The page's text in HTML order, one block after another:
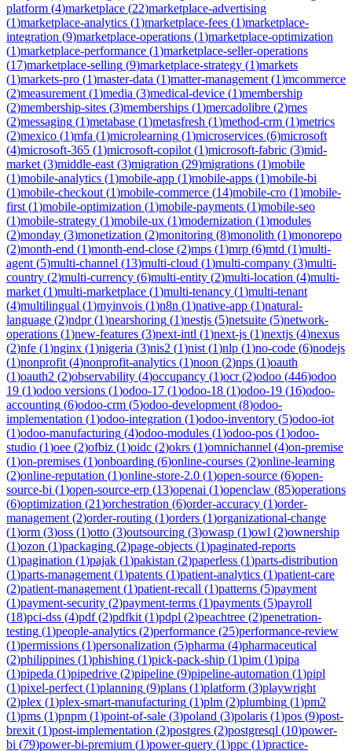
platform (4)marketplace (22)marketplace-advertising
(1)marketplace-analytics (1)marketplace-fees (1)marketplace-
integration (9)marketplace-operations (1)marketplace-optimization
(1)marketplace-performance (1)marketplace-seller-operations
(17)marketplace-selling (9)marketplace-strategy (1)markets
(1)markets-pro (1)master-data (1)matter-management (1)mcommerce
(2)measurement (1)media (3)medical-device (1)membership
(2)membership-sites (3)memberships (1)mercadolibre (2)mes
(2)messaging (1)metabase (1)metasfresh (1)method-crm (1)metrics
(2)mexico (1)mfa (1)microlearning (1)microservices (6)microsoft
(4)microsoft-365 (1)microsoft-copilot (1)microsoft-fabric (3)mid-
market (3)middle-east (3)migration (29)migrations (1)mobile
(1)mobile-analytics (1)mobile-app (1)mobile-apps (1)mobile-bi
(1)mobile-checkout (1)mobile-commerce (14)mobile-cro (1)mobile-
first (1)mobile-optimization (1)mobile-payments (1)mobile-seo
(1)mobile-strategy (1)mobile-ux (1)modernization (1)modules
(2)monday (3)monetization (2)monitoring (8)monolith (1)monorepo
(2)month-end (1)month-end-close (2)mps (1)mrp (6)mtd (1)multi-
agent (5)multi-channel (13)multi-cloud (1)multi-company (3)multi-
country (2)multi-currency (6)multi-entity (2)multi-location (4)multi-
market (1)multi-marketplace (1)multi-tenancy (1)multi-tenant
(4)multilingual (1)myinvois (1)n8n (1)native-app (1)natural-
language (2)ndpr(1)nearshoring (1)nestjs (5)netsuite (5)network-
operations (1)new-features (3)next-intl (1)next-js (1)nextjs (4)nexus
(2)nfe (1)nginx (1)nigeria (3)nis2 (1)nist (1)nlp (1)no-code (6)nodejs
(1)nonprofit (4)nonprofit-analytics (1)noon (2)nps (1)oauth
(1)oauth2 (2)observability (4)occupancy (1)ocr(2)odoo (446)odoo
19 (1)odoo versions (1)odoo-17 (1)odoo-18 (1)odoo-19 (16)odoo-
accounting (6)odoo-crm (5)odoo-development (8)odoo-
implementation (1)odoo-integration (1)odoo-inventory (5)odoo-iot
(1)odoo-manufacturing (4)odoo-modules (1)odoo-pos (1)odoo-
studio (1)oee (2)ofbiz (1)oidc (2)okrs (1)omnichannel (4)on-premise
(1)on-premises (1)onboarding (6)online-courses (2)online-learning
(2)online-reputation (1)online-store-2.0 (1)open-source (6)open-
source-bi (1)open-source-erp (13)openai (1)openclaw (85)operations
(6)optimization (21)orchestration (6)order-accuracy (1)order-
management (2)order-routing (1)orders (1)organizational-change
(1)orm (3)oss (1)otto (3)outsourcing (3)owasp (1)owl (2)ownership
(1)ozon (1)packaging (2)page-objects (1)paginated-reports
(1)pagination (1)pajak (1)pakistan (2)paperless (1)parts-distribution
(1)parts-management (1)patents (1)patient-analytics (1)patient-care
(2)patient-management (1)patient-recall (1)patterns (5)payment
(1)payment-security (2)payment-terms (1)payments (5)payroll
(18)pci-dss (4)pdf(2)pdfkit (1)pdpl (2)peachtree (2)penetration-
testing (1)people-analytics (2)performance (25)performance-review
(1)permissions (1)personalization (5)pharma (4)pharmaceutical
(2)philippines (1)phishing (1)pick-pack-ship (1)pim (1)pipa
(1)pipeda (1)pipedrive (2)pipeline (9)pipeline-automation (1)pipl
(1)pixel-perfect (1)planning (9)plans (1)platform (3)playwright
(2)plex (1)plex-smart-manufacturing (1)plm (2)plumbing (1)pm2
(1)pms (1)pnpm (1)point-of-sale (3)poland (3)polaris (1)pos (9)post-
brexit (1)post-implementation (2)postgres (2)postgresql (10)power-
bi (79)power-bi-premium (1)power-query (1)ppc (1)practice-